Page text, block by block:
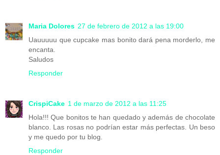
Maria Dolores 27 de febrero de 2012 a las 19:00
Uauuuuu que cupcake mas bonito dará pena morderlo, me
encanta.
Saludos
Responder
CrispiCake 1 de marzo de 2012 a las 11:25
Hola!!! Que bonitos te han quedado y además de chocolate
blanco. Las rosas no podrían estar más perfectas. Un beso
y me quedo por tu blog.
Responder